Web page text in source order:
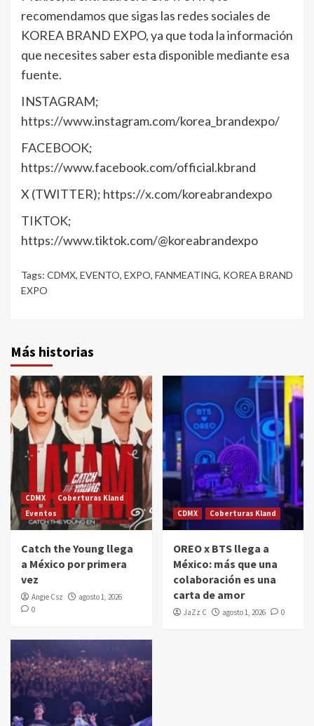
recomendamos que sigas las redes sociales de
KOREA BRAND EXPO, ya que toda la información
que necesites saber esta disponible mediante esa
fuente.
INSTAGRAM;
https://www.instagram.com/korea_brandexpo/
FACEBOOK;
https://www.facebook.com/official.kbrand
X (TWITTER); https://x.com/koreabrandexpo
TIKTOK;
https://www.tiktok.com/@koreabrandexpo
Tags: CDMX, EVENTO, EXPO, FANMEATING, KOREA BRAND
EXPO
Más historias
CDMX
Coberturas Kland
Eventos
Catch the Young llega
a México por primera
vez
Angie Csz
agosto 1, 2026
0
CDMX Coberturas Kland
OREO x BTS llega a
México: más que una
colaboración es una
carta de amor
JaZz C agosto 1, 2026 0